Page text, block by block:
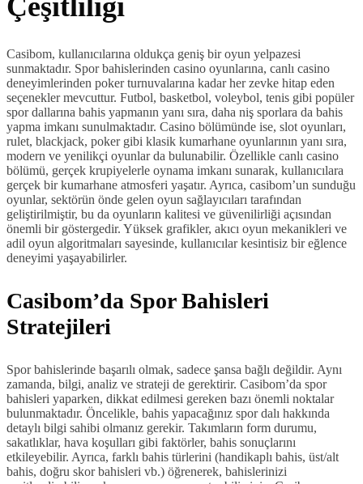
Casibom, kullanıcılarına oldukça geniş bir oyun yelpazesi
sunmaktadır. Spor bahislerinden casino oyunlarına, canlı casino
deneyimlerinden poker turnuvalarına kadar her zevke hitap eden
seçenekler mevcuttur. Futbol, basketbol, voleybol, tenis gibi popüler
spor dallarına bahis yapmanın yanı sıra, daha niş sporlara da bahis
yapma imkanı sunulmaktadır. Casino bölümünde ise, slot oyunları,
rulet, blackjack, poker gibi klasik kumarhane oyunlarının yanı sıra,
modern ve yenilikçi oyunlar da bulunabilir. Özellikle canlı casino
bölümü, gerçek krupiyelerle oynama imkanı sunarak, kullanıcılara
gerçek bir kumarhane atmosferi yaşatır. Ayrıca, casibom’un sunduğu
oyunlar, sektörün önde gelen oyun sağlayıcıları tarafından
geliştirilmiştir, bu da oyunların kalitesi ve güvenilirliği açısından
önemli bir göstergedir. Yüksek grafikler, akıcı oyun mekanikleri ve
adil oyun algoritmaları sayesinde, kullanıcılar kesintisiz bir eğlence
deneyimi yaşayabilirler.
Casibom’da Spor Bahisleri
Stratejileri
Spor bahislerinde başarılı olmak, sadece şansa bağlı değildir. Aynı
zamanda, bilgi, analiz ve strateji de gerektirir. Casibom’da spor
bahisleri yaparken, dikkat edilmesi gereken bazı önemli noktalar
bulunmaktadır. Öncelikle, bahis yapacağınız spor dalı hakkında
detaylı bilgi sahibi olmanız gerekir. Takımların form durumu,
sakatlıklar, hava koşulları gibi faktörler, bahis sonuçlarını
etkileyebilir. Ayrıca, farklı bahis türlerini (handikaplı bahis, üst/alt
bahis, doğru skor bahisleri vb.) öğrenerek, bahislerinizi